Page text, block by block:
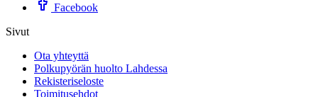
Facebook
Sivut
Ota yhteyttä
Polkupyörän huolto Lahdessa
Rekisteriseloste
Toimitusehdot